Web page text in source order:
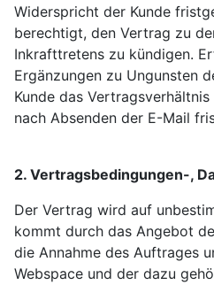
Widerspricht der Kunde
berechtigt, den Vertrag zu
Inkrafttretens zu kündigen.
Ergänzungen zu Ungunsten
Kunde das
nach Absenden der E-Mail
2. Vertragsbedingungen-,
Der Vertrag wird auf
kommt durch das Angebot
die Annahme des Auftrages
Webspace und der dazu